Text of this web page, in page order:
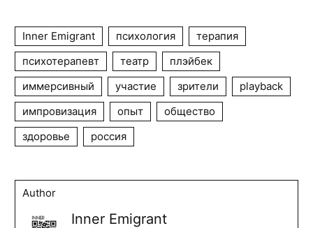
Inner Emigrant психология
терапия
психотерапевт
театр
плэйбек
иммерсивный
участие зрители
playback
импровизация
опыт
общество
здоровье
россия
Author
Inner Emigrant